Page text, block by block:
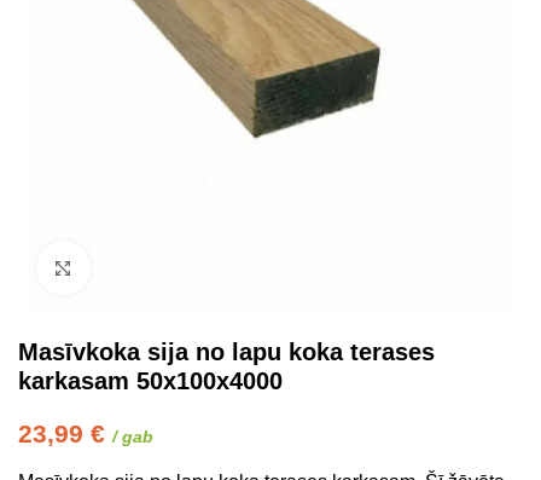
Masīvkoka sija no lapu koka terases
karkasam 50x100x4000
23,99 € / gab